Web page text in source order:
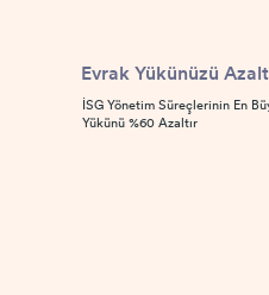
Evrak Yükünüzü
İSG Yönetim Süreçlerinin En
Yükünü %60 Azaltır